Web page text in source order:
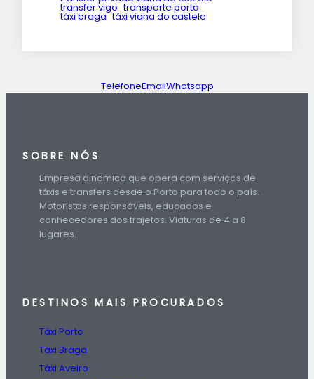
transfer vigo transporte porto
táxi braga táxi viana do castelo
TelefoneEmailWhatsapp
SOBRE NÓS
Empresa dinâmica que opera com serviços de
táxis e transfers desde o Porto para todo o país.
Motoristas responsáveis, educados e
conhecedores dos trajetos. Viaturas de 4 a 8
lugares.
DESTINOS MAIS PROCURADOS
Táxi Porto
Táxi Braga
Táxi Aveiro